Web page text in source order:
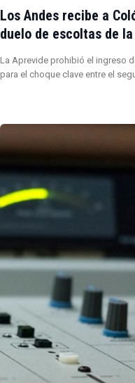
Los Andes recibe a
duelo de escoltas de
La Aprevide prohibió el ingreso
para el choque clave entre el